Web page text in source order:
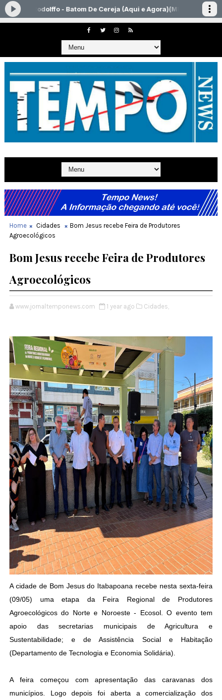
Home Cidades
Bom Jesus recebe Feira de Produtores
Agroecológicos
Bom Jesus recebe Feira de Produtores
Agroecológicos
www.jornaltemponews.com 1 year ago Cidades,
A cidade de Bom Jesus do Itabapoana recebe nesta sexta-feira
(09/05) uma etapa da Feira Regional de Produtores
Agroecológicos do Norte e Noroeste - Ecosol. O evento tem
apoio das secretarias municipais de Agricultura e
Sustentabilidade; e de Assistência Social e Habitação
(Departamento de Tecnologia e Economia Solidária).
A feira começou com apresentação das caravanas dos
municípios. Logo depois foi aberta a comercialização dos